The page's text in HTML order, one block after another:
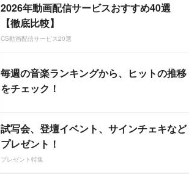
2026年動画配信サービスおすすめ40選
【徹底比較】
CS動画配信サービス20選
毎週の音楽ランキングから、ヒットの推移
をチェック！
試写会、登壇イベント、サインチェキなど
プレゼント！
プレゼント特集